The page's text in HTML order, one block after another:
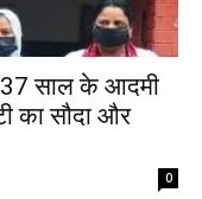
37 साल के आदमी
का सौदा और
0